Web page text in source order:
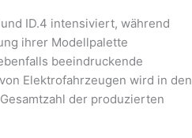
ID.4 intensiviert, während
ihrer Modellpalette
beeindruckende
Elektrofahrzeugen wird in den
der produzierten